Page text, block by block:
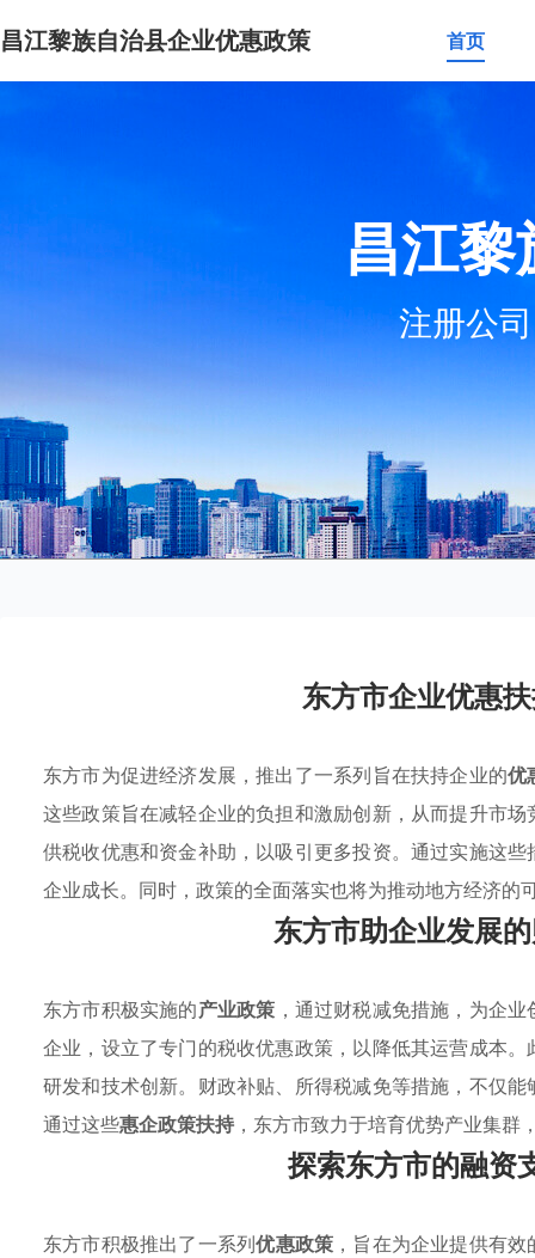
昌江黎族自治县企业优惠政策 首页
昌江
注册公
东方市企业优惠
东方市为促进经济发展，推出了一系列旨在扶持企业的优
这些政策旨在减轻企业的负担和激励创新，从而提升市
供税收优惠和资金补助，以吸引更多投资。通过实施这
企业成长。同时，政策的全面落实也将为推动地方经济的
东方市助企业发展
东方市积极实施的产业政策 ，通过财税减免措施，为企
企业，设立了专门的税收优惠政策，以降低其运营成本
研发和技术创新。财政补贴、所得税减免等措施，不仅
通过这些惠企政策扶持 ，东方市致力于培育优势产业集群
探索东方市的融资
东方市积极推出了一系列优惠政策 ，旨在为企业提供有